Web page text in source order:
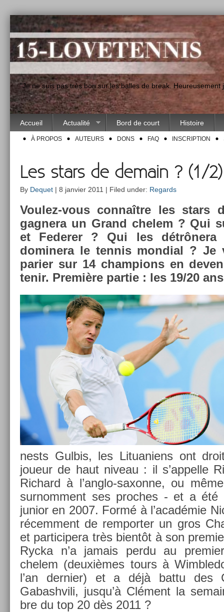
"Je ne suis pas très bon sur les balles de break.
Accueil Actualité Bord de court Histoire
À PROPOS AUTEURS DONS FAQ INSCRIPTION
Les stars de demain ? (1/2)
By Dequet | 8 janvier 2011 | Filed under: Regards
Voulez-vous connaître les stars
gag­nera un Grand chelem ? Qui
et Feder­er ? Qui les détrônera
dominera le ten­nis mon­di­al ? Je
pari­er sur 14 champ­ions en
tenir. Première par­tie : les 19/20
nests Gul­bis, les Lit­uaniens ont
joueur de haut niveau : il s’ap­pelle
Ric­hard à l’anglo-saxonne, ou
sur­nom­ment ses pro­ches - et a été
junior en 2007. Formé à l’académie
récem­ment de re­mport­er un gros
et par­ticipera très bientôt à son
Rycka n’a jamais perdu au
chelem (deuxièmes tours à
l’an de­rni­er) et a déjà battu des
Gabashvili, jusqu’à Clément la
bre du top 20 dès 2011 ?